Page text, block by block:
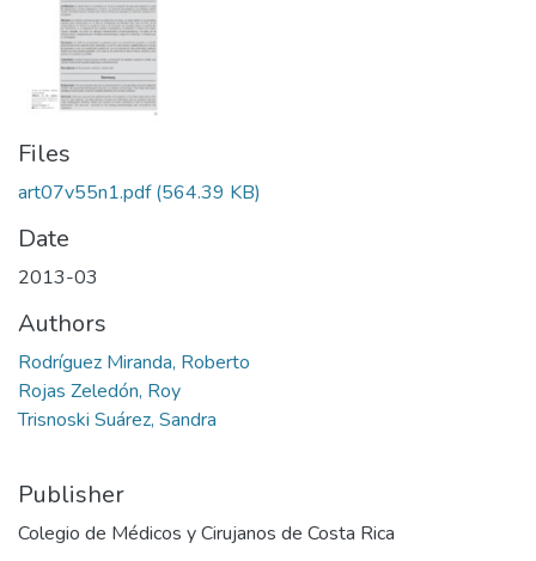
Files
art07v55n1.pdf(564.39 KB)
Date
2013-03
Authors
Rodríguez Miranda, Roberto
Rojas Zeledón, Roy
Trisnoski Suárez, Sandra
Publisher
Colegio de Médicos y Cirujanos de Costa Rica